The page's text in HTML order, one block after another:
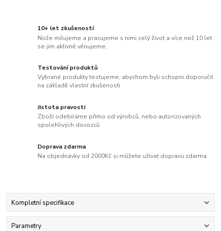
10+ let zkušeností
Nože milujeme a pracujeme s nimi celý život a více než 10 let
se jim aktivně věnujeme.
Testování produktů
Vybrané produkty testujeme, abychom byli schopni doporučit
na základě vlastní zkušenosti
Jistota pravosti
Zboží odebíráme přímo od výrobců, nebo autorizovaných
spolehlivých dovozců
Doprava zdarma
Na objednávky od 2000Kč si můžete užívat dopravu zdarma
Kompletní specifikace
Parametry